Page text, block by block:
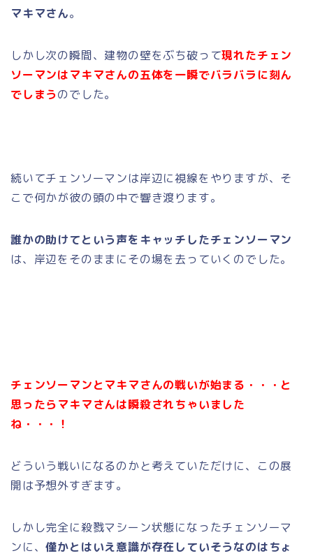
マキマさん。
しかし次の瞬間、建物の壁をぶち破って現れたチェン
ソーマンはマキマさんの五体を一瞬でバラバラに刻ん
でしまうのでした。
続いてチェンソーマンは岸辺に視線をやりますが、そ
こで何かが彼の頭の中で響き渡ります。
誰かの助けてという声をキャッチしたチェンソーマン
は、岸辺をそのままにその場を去っていくのでした。
チェンソーマンとマキマさんの戦いが始まる・・・と
思ったらマキマさんは瞬殺されちゃいました
ね・・・！
どういう戦いになるのかと考えていただけに、この展
開は予想外すぎます。
しかし完全に殺戮マシーン状態になったチェンソーマ
ンに、僅かとはいえ意識が存在していそうなのはちょ